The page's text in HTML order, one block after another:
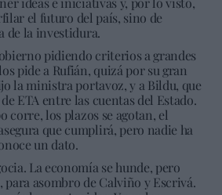
el futuro del país, sino de
de la investidura.
pidiendo criterios a grandes
pide a Rufián, quizá por su gran
la ministra portavoz, y a Bildu, que
ETA entre las cuentas del Estado.
corre, los plazos se agotan, el
que cumplirá, pero nadie ha
un dato.
La economía se hunde, pero
para asombro de Calviño y Escrivá.